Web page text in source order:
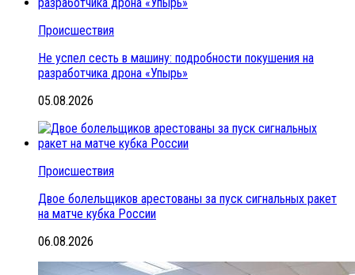
Происшествия
Не успел сесть в машину: подробности покушения на
разработчика дрона «Упырь»
05.08.2026
Происшествия
Двое болельщиков арестованы за пуск сигнальных ракет
на матче кубка России
06.08.2026